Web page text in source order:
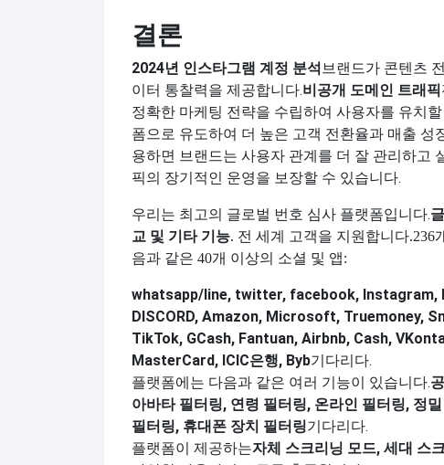
결론
2024년 인스타그램 계정 분석브랜드가 콘텐츠
이터 통찰력을 제공합니다.비공개 도메인 트래픽
정확한 마케팅 전략을 수립하여 사용자를 유치
폼으로 유도하여 더 높은 고객 전환율과 매출 성
용하면 브랜드는 사용자 관계를 더 잘 관리하고
픽의 장기적인 운영을 보장할 수 있습니다.
우리는 최고의 글로벌 번호 심사 플랫폼입니다.
교 및 ​​기타 기능. 전 세계 고객을 지원합니다.236
음과 같은 40개 이상의 소셜 및 앱:
whatsapp/line, twitter, facebook, Instagram,
DISCORD, Amazon, Microsoft, Truemoney,
TikTok, GCash, Fantuan, Airbnb, Cash,
MasterCard, ICIC은행, Byb기다리다.
플랫폼에는 다음과 같은 여러 기능이 있습니다.
아바타 필터링, 연령 필터링, 온라인 필터링, 정
필터링, 휴대폰 장치 필터링기다리다.
플랫폼이 제공하는자체 스크리닝 모드, 세대 스